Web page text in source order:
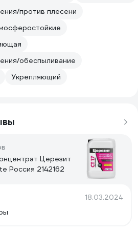
против плесени
обеспыливание
Укрепляющий
Церезит
Россия 2142162
18.03.2024